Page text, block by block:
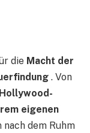
die Macht der
. Von
eigenen
nach dem Ruhm